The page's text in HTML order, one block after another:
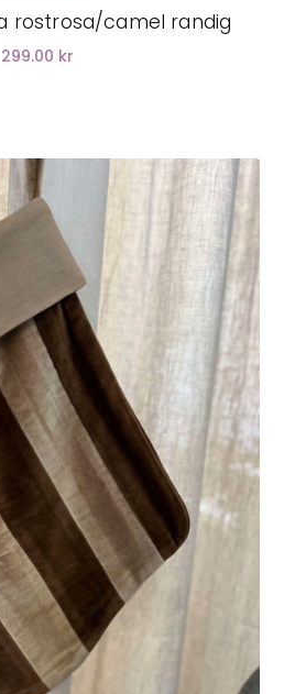
rostrosa/camel randig
299.00 kr
I VARUKORG